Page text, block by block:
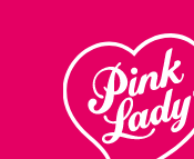
contenu